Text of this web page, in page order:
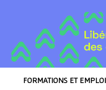
FORMATIONS ET